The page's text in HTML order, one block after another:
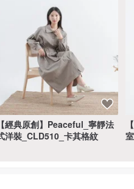
【經典原創】Peaceful_寧靜法
洋裝_CLD510_卡其格紋